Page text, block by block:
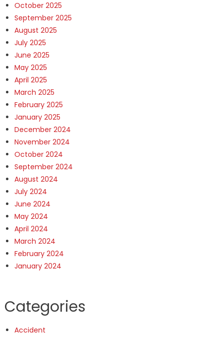
October 2025
September 2025
August 2025
July 2025
June 2025
May 2025
April 2025
March 2025
February 2025
January 2025
December 2024
November 2024
October 2024
September 2024
August 2024
July 2024
June 2024
May 2024
April 2024
March 2024
February 2024
January 2024
Categories
Accident